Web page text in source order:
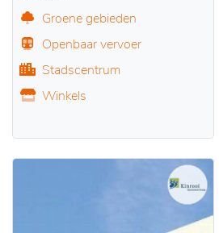
Groene gebieden
Openbaar vervoer
Stadscentrum
Winkels